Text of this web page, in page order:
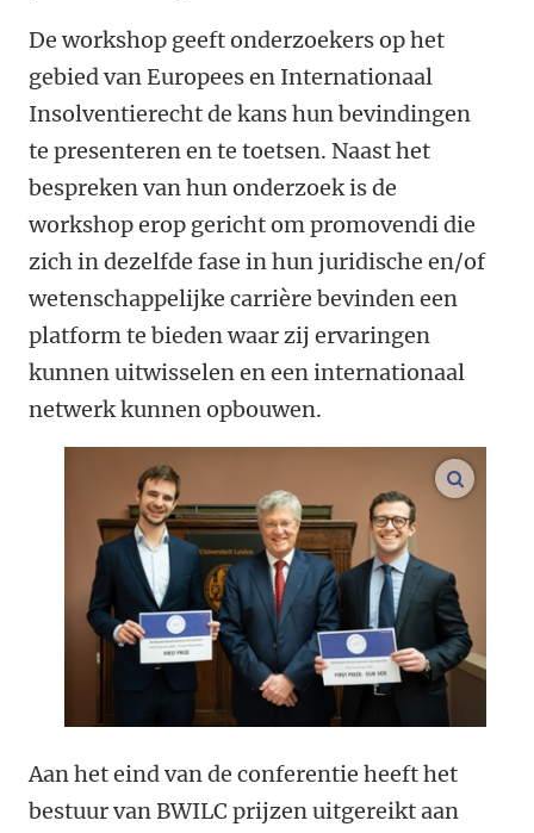
De workshop geeft onderzoekers op het
gebied van Europees en Internationaal
Insolventierecht de kans hun bevindingen
te presenteren en te toetsen. Naast het
bespreken van hun onderzoek is de
workshop erop gericht om promovendi die
zich in dezelfde fase in hun juridische en/of
wetenschappelijke carrière bevinden een
platform te bieden waar zij ervaringen
kunnen uitwisselen en een internationaal
netwerk kunnen opbouwen.
Aan het eind van de conferentie heeft het
bestuur van BWILC prijzen uitgereikt aan